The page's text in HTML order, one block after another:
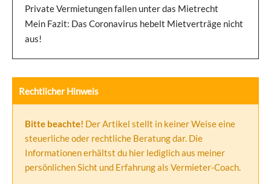
Private Vermietungen fallen unter das Mietrecht
Mein Fazit: Das Coronavirus hebelt Mietverträge nicht
aus!
Rechtlicher Hinweis
Bitte beachte! Der Artikel stellt in keiner Weise eine
steuerliche oder rechtliche Beratung dar. Die
Informationen erhältst du hier lediglich aus meiner
persönlichen Sicht und Erfahrung als Vermieter-Coach.